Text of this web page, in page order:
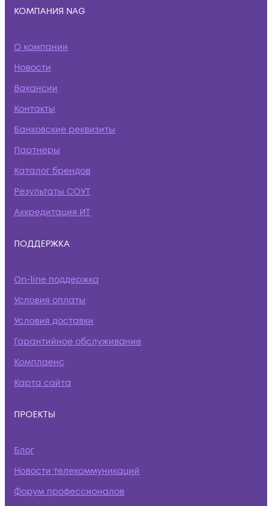
КОМПАНИЯ NAG
О компании
Новости
Вакансии
Контакты
Банковские реквизиты
Партнеры
Каталог брендов
Результаты СОУТ
Аккредитация ИТ
ПОДДЕРЖКА
On-line поддержка
Условия оплаты
Условия доставки
Гарантийное обслуживание
Комплаенс
Карта сайта
ПРОЕКТЫ
Блог
Новости телекоммуникаций
Форум профессионалов